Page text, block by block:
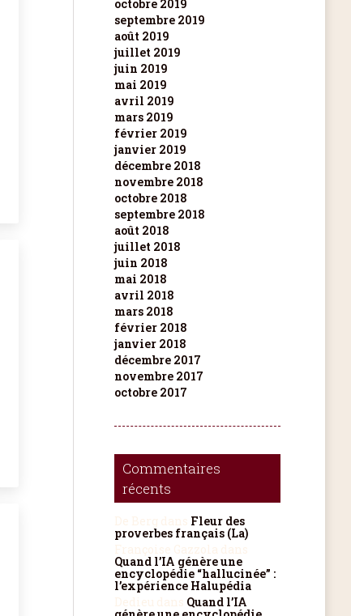
octobre 2019
septembre 2019
août 2019
juillet 2019
juin 2019
mai 2019
avril 2019
mars 2019
février 2019
janvier 2019
décembre 2018
novembre 2018
octobre 2018
septembre 2018
août 2018
juillet 2018
juin 2018
mai 2018
avril 2018
mars 2018
février 2018
janvier 2018
décembre 2017
novembre 2017
octobre 2017
Commentaires
récents
Fleur des
proverbes français (La)
Quand l’IA génère une
encyclopédie “hallucinée” :
l’expérience Halupédia
Quand l’IA